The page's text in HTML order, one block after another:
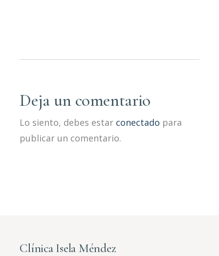
Deja un comentario
Lo siento, debes estar conectado para
publicar un comentario.
Clínica Isela Méndez